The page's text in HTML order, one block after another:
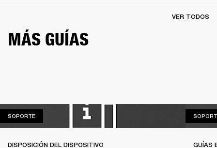
MÁS GUÍAS
VER TODOS
SOPORTESOPORTE
DISPOSICIÓN DEL DISPOSITIVO GUÍAS